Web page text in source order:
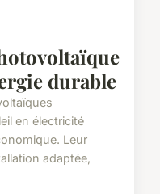
durable
en électricité
Leur
adaptée,